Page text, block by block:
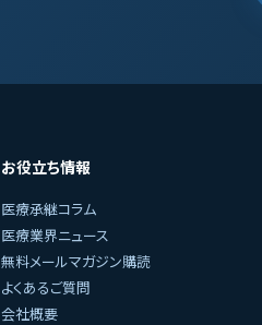
お役立ち情報
医療承継コラム
医療業界ニュース
無料メールマガジン購読
よくあるご質問
会社概要